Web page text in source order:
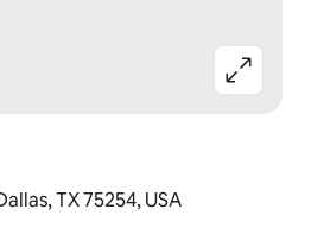
TX 75254, USA